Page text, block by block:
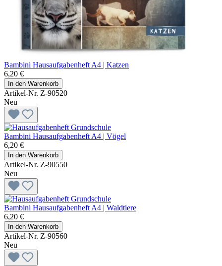
Bambini Hausaufgabenheft A4 | Katzen
6,20 €
In den Warenkorb
Artikel-Nr. Z-90520
Neu
Bambini Hausaufgabenheft A4 | Vögel
6,20 €
In den Warenkorb
Artikel-Nr. Z-90550
Neu
Bambini Hausaufgabenheft A4 | Waldtiere
6,20 €
In den Warenkorb
Artikel-Nr. Z-90560
Neu